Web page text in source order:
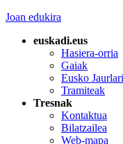
Joan edukira
euskadi.eus
Hasiera-orria
Gaiak
Eusko
Tramiteak
Tresnak
Kontaktua
Bilatzailea
Web-mapa